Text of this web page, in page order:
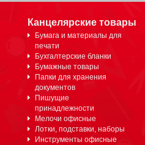
Канцелярские товары
Бумага и материалы для
печати
Бухгалтерские бланки
Бумажные товары
Папки для хранения
документов
Пишущие
принадлежности
Мелочи офисные
Лотки, подставки, наборы
Инструменты офисные